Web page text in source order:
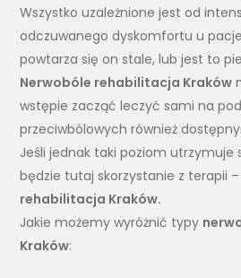
Wszystko uzależnione jest od
odczuwanego dyskomfortu u
powtarza się on stale, lub jest to
Nerwobóle rehabilitacja Kraków
wstępie zacząć leczyć sami na
przeciwbólowych również
Jeśli jednak taki poziom utrzymuje
będzie tutaj skorzystanie z terapii –
rehabilitacja Kraków.
Jakie możemy wyróżnić typy
Kraków: